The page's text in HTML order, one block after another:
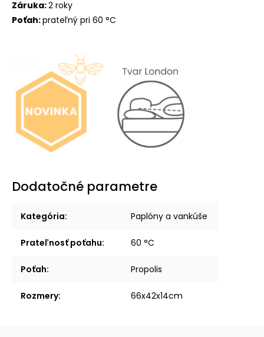
Záruka:2 roky
Poťah:prateľný pri 60 °C
Dodatočné parametre
Kategória: Paplóny a vankúše
Prateľnosť poťahu: 60 °C
Poťah: Propolis
Rozmery: 66x42x14cm